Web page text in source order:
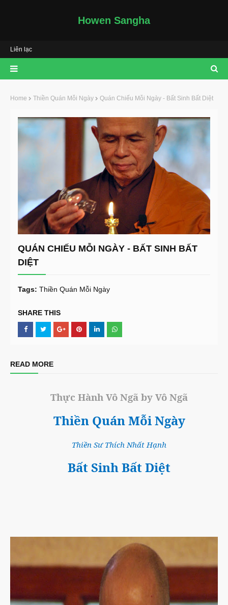
Howen Sangha
Liên lạc
Home Thiền Quán Mỗi Ngày Quán Chiếu Mỗi Ngày - Bất Sinh Bất Diệt
QUÁN CHIẾU MỖI NGÀY - BẤT SINH BẤT
DIỆT
Tags: Thiền Quán Mỗi Ngày
SHARE THIS
READ MORE
Thực Hành Vô Ngã by Vô Ngã
Thiền Quán Mỗi Ngày
Thiền Sư Thích Nhất Hạnh
Bất Sinh Bất Diệt